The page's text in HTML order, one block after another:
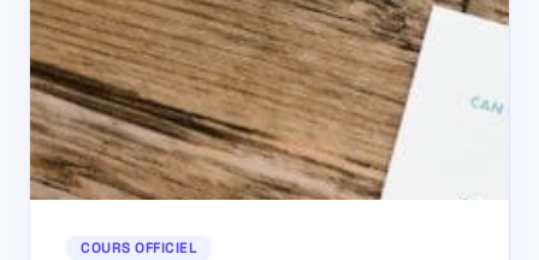
COURS OFFICIEL